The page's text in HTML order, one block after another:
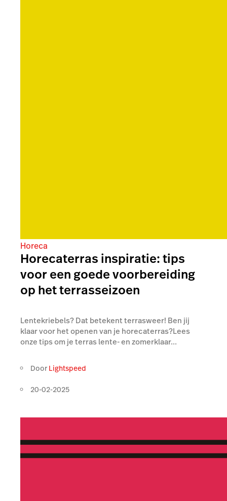
Horeca
Horecaterras inspiratie: tips
voor een goede voorbereiding
op het terrasseizoen
Lentekriebels? Dat betekent terrasweer! Ben jij
klaar voor het openen van je horecaterras?Lees
onze tips om je terras lente- en zomerklaar...
Door Lightspeed
20-02-2025